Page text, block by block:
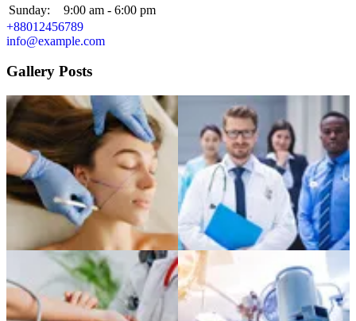
Sunday:
9:00 am - 6:00 pm
+88012456789
info@example.com
Gallery Posts